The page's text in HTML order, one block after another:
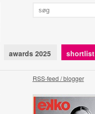
awards 2025 shortlist
RSS-feed / blogger